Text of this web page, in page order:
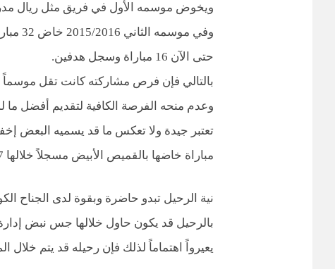
ويخوض موسمه الأول في فريق مثل ريال
حتى الآن 16 مباراة وسجل هدفين.
بالتالي فإن فرص مشاركته كانت تقل موسماً
وعدم منحه الفرصة الكافية لتقديم أفضل ما
مباراة خاضها بالقميص الأبيض مسجلاً خلالها 27 هدفاً حتى الآن.
نية الرحيل تبدو حاضرة وبقوة لدى الجناح
بالرحيل قد يكون حاول خلالها جس نبض
يعيرواً اهتماماً لذلك فإن رحيله قد يتم خلال